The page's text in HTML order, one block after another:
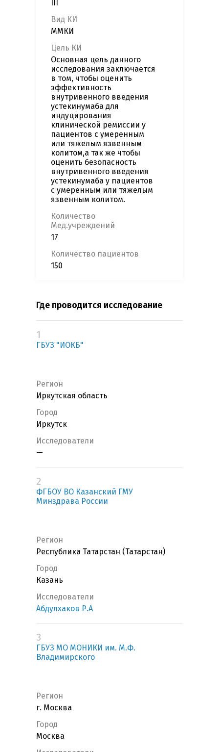
Вид КИ
ММКИ
Цель КИ
Основная цель данного
исследования заключается
в том, чтобы оценить
эффективность
внутривенного введения
устекинумаба для
индуцирования
клинической ремиссии у
пациентов с умеренным
или тяжелым язвенным
колитом,а так же чтобы
оценить безопасность
внутривенного введения
устекинумаба у пациентов
с умеренным или тяжелым
язвенным колитом.
Количество
Мед.учреждений
17
Количество пациентов
150
Где проводится исследование
1
ГБУЗ "ИОКБ"
Регион
Иркутская область
Город
Иркутск
Исследователи
—
2
ФГБОУ ВО Казанский ГМУ
Минздрава России
Регион
Республика Татарстан (Татарстан)
Город
Казань
Исследователи
Абдулхаков Р.А
3
ГБУЗ МО МОНИКИ им. М.Ф.
Владимирского
Регион
г. Москва
Город
Москва